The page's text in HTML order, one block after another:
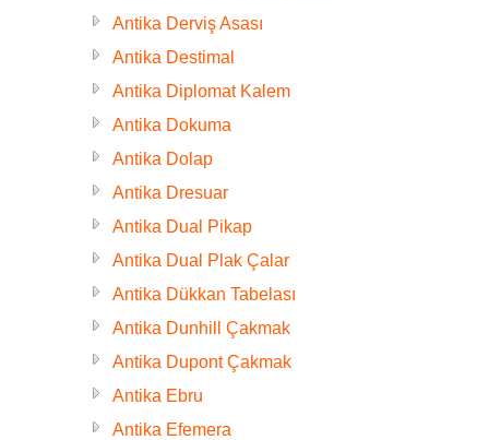
Antika Derviş Asası
Antika Destimal
Antika Diplomat Kalem
Antika Dokuma
Antika Dolap
Antika Dresuar
Antika Dual Pikap
Antika Dual Plak Çalar
Antika Dükkan Tabelası
Antika Dunhill Çakmak
Antika Dupont Çakmak
Antika Ebru
Antika Efemera